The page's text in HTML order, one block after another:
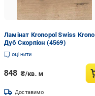
Ламінат Kronopol Swiss Krono
Дуб Скорпіон (4569)
оцінити
848 ₴/кв. м
Доставимо